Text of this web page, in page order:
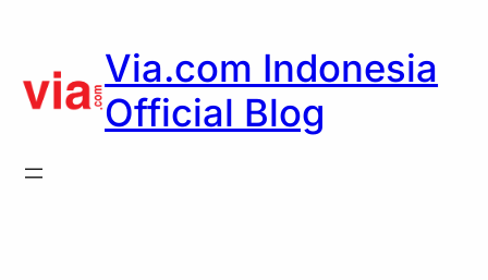
content
Via.com Indonesia
Official Blog